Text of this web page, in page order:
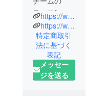
ニュエンで
す。
中国の総合
家電メー
カー向けに
人気製品を
多数製造し
https://www.brightdiy.jp/
https://www.instagram.com/brightdiyjp/
特定商取引
法に基づく
表記
メッセー
ジを送る